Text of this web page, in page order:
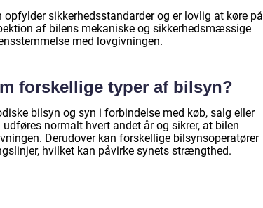
sikkerhedsstandarder og er lovlig at køre på
af bilens mekaniske og sikkerhedsmæssige
med lovgivningen.
forskellige typer af bilsyn?
bilsyn og syn i forbindelse med køb, salg eller
normalt hvert andet år og sikrer, at bilen
Derudover kan forskellige bilsynsoperatører
hvilket kan påvirke synets strængthed.